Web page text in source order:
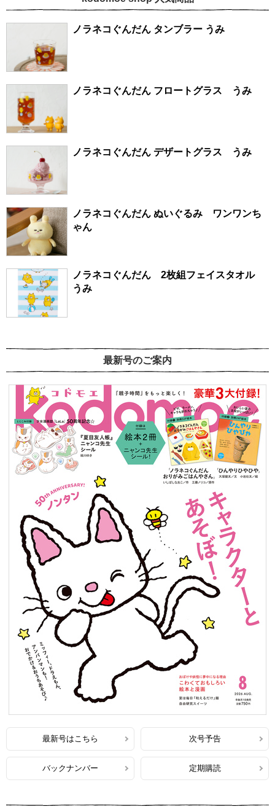
ノラネコぐんだん タンブラー うみ
ノラネコぐんだん フロートグラス うみ
ノラネコぐんだん デザートグラス うみ
ノラネコぐんだん ぬいぐるみ ワンワンち
ゃん
ノラネコぐんだん 2枚組フェイスタオル
うみ
最新号のご案内
最新号はこちら 次号予告
バックナンバー 定期購読